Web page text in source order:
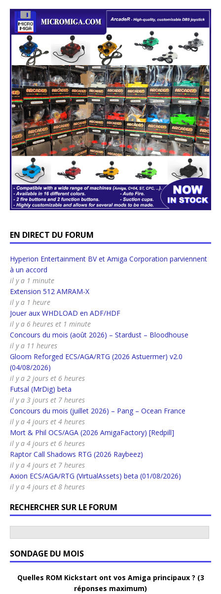
EN DIRECT DU FORUM
Hyperion Entertainment BV et Amiga Corporation parviennent
à un accord
il y a 1 minute
Extension 512 AMRAM-X
il y a 1 heure
Jouer aux WHDLOAD en ADF/HDF
il y a 6 heures et 1 minute
Concours du mois (août 2026) – Stardust – Bloodhouse
il y a 11 heures
Gloom Reforged ECS/AGA/RTG (2026 Astuermer) v2.0
(04/08/2026)
il y a 2 jours et 6 heures
Futsal (MrDig) beta
il y a 3 jours et 7 heures
Concours du mois (juillet 2026) – Pang – Ocean France
il y a 4 jours et 4 heures
Mort & Phil OCS/AGA (2026 AmigaFactory) [Redpill]
il y a 4 jours et 6 heures
Raptor Call Shadows RTG (2026 Raybeez)
il y a 4 jours et 7 heures
Axion ECS/AGA/RTG (VirtualAssets) beta (01/08/2026)
il y a 4 jours et 8 heures
RECHERCHER SUR LE FORUM
SONDAGE DU MOIS
Quelles ROM Kickstart ont vos Amiga principaux ? (3
réponses maximum)